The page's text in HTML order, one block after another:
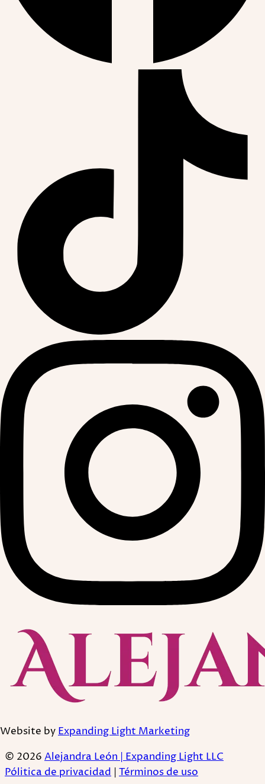
Website byExpanding Light Marketing
© 2026 Alejandra León | Expanding Light LLC
Pólitica de privacidad Términos de uso